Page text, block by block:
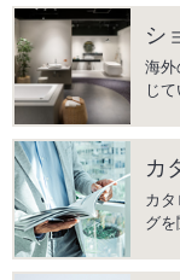
シ
海外
じ
カ
カ
グを